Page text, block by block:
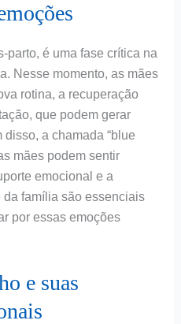
parto, é uma fase crítica na
Nesse momento, as mães
rotina, a recuperação
que podem gerar
a chamada “blue
mães podem sentir
emocional e a
família são essenciais
por essas emoções
e suas